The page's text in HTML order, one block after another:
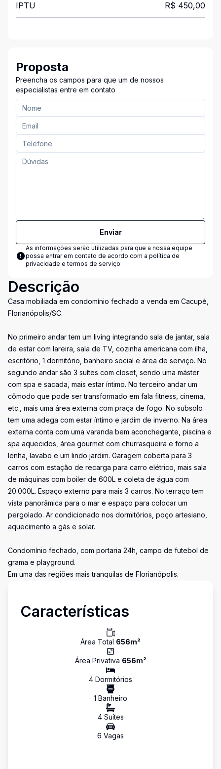
IPTU R$ 450,00
Proposta
Preencha os campos para que um de nossos
especialistas entre em contato
Enviar
As informações serão utilizadas para que a nossa equipe
possa entrar em contato de acordo com a política de
privacidade e termos de serviço
Descrição
Casa mobiliada em condomínio fechado a venda em Cacupé,
Florianópolis/SC.
No primeiro andar tem um living integrando sala de jantar, sala
de estar com lareira, sala de TV, cozinha americana com ilha,
escritório, 1 dormitório, banheiro social e área de serviço. No
segundo andar são 3 suítes com closet, sendo uma máster
com spa e sacada, mais estar íntimo. No terceiro andar um
cômodo que pode ser transformado em fala fitness, cinema,
etc., mais uma área externa com praça de fogo. No subsolo
tem uma adega com estar íntimo e jardim de inverno. Na área
externa conta com uma varanda bem aconchegante, piscina e
spa aquecidos, área gourmet com churrasqueira e forno a
lenha, lavabo e um lindo jardim. Garagem coberta para 3
carros com estação de recarga para carro elétrico, mais sala
de máquinas com boiler de 600L e coleta de água com
20.000L. Espaço externo para mais 3 carros. No terraço tem
vista panorâmica para o mar e espaço para colocar um
pergolado. Ar condicionado nos dormitórios, poço artesiano,
aquecimento a gás e solar.
Condomínio fechado, com portaria 24h, campo de futebol de
grama e playground.
Em uma das regiões mais tranquilas de Florianópolis.
Características
Área Total 656m²
Área Privativa 656m²
4 Dormitórios
1 Banheiro
4Suítes
6 Vagas